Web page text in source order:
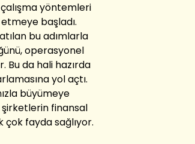
yöntemleri
başladı.
bu adımlarla
operasyonel
Bu da hali hazırda
yol açtı.
büyümeye
finansal
fayda sağlıyor.